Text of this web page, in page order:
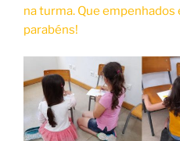
na turma. Que
parabéns!